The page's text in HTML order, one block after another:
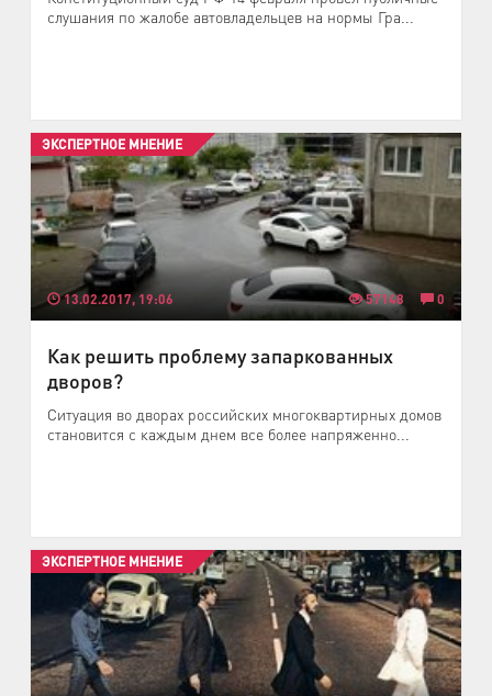
слушания по жалобе автовладельцев на нормы Гра...
13.02.2017, 19:06 57148 0
ЭКСПЕРТНОЕ МНЕНИЕ
Как решить проблему запаркованных
дворов?
Ситуация во дворах российских многоквартирных домов
становится с каждым днем все более напряженно...
ЭКСПЕРТНОЕ МНЕНИЕ